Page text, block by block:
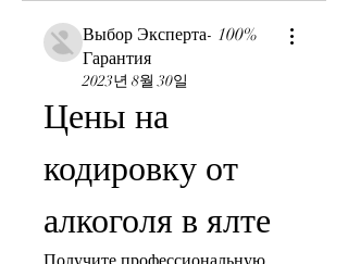
Выбор Эксперта- 100%
Гарантия
2023년 8월 30일
Цены на
кодировку от
алкоголя в ялте